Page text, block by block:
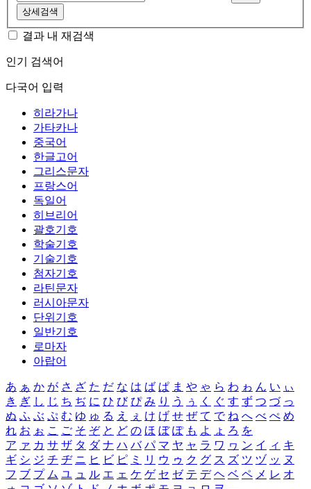
상세검색
결과 내 재검색
인기 검색어
다국어 입력
히라가나
가타카나
중국어
한글고어
그리스문자
프랑스어
독일어
히브리어
괄호기호
학술기호
기술기호
첨자기호
라틴문자
러시아문자
단위기호
일반기호
로마자
아랍어
あ ぁ か が さ ざ た だ な は ば ぱ ま や ゃ ら わ ゎ ん い ぃ
き ぎ し じ ち ぢ に ひ び ぴ み り う ぅ く ぐ す ず つ づ っ
ぬ ふ ぶ ぷ む ゆ ゅ る え ぇ け げ せ ぜ て で ね へ べ ぺ め
れ お ぉ こ ご そ ぞ と ど の ほ ぼ ぽ も よ ょ ろ を
ア ァ カ サ ザ タ ダ ナ ハ バ パ マ ヤ ャ ラ ワ ヮ ン イ ィ キ
ギ シ ジ チ ヂ ニ ヒ ビ ピ ミ リ ウ ゥ ク グ ス ズ ツ ヅ ッ ヌ
フ ブ プ ム ユ ュ ル エ ェ ケ ゲ セ ゼ テ デ ヘ ベ ペ メ レ オ